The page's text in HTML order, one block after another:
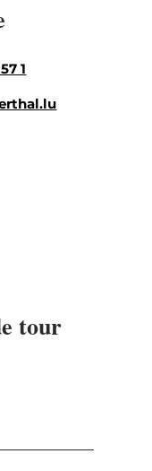
1
tour